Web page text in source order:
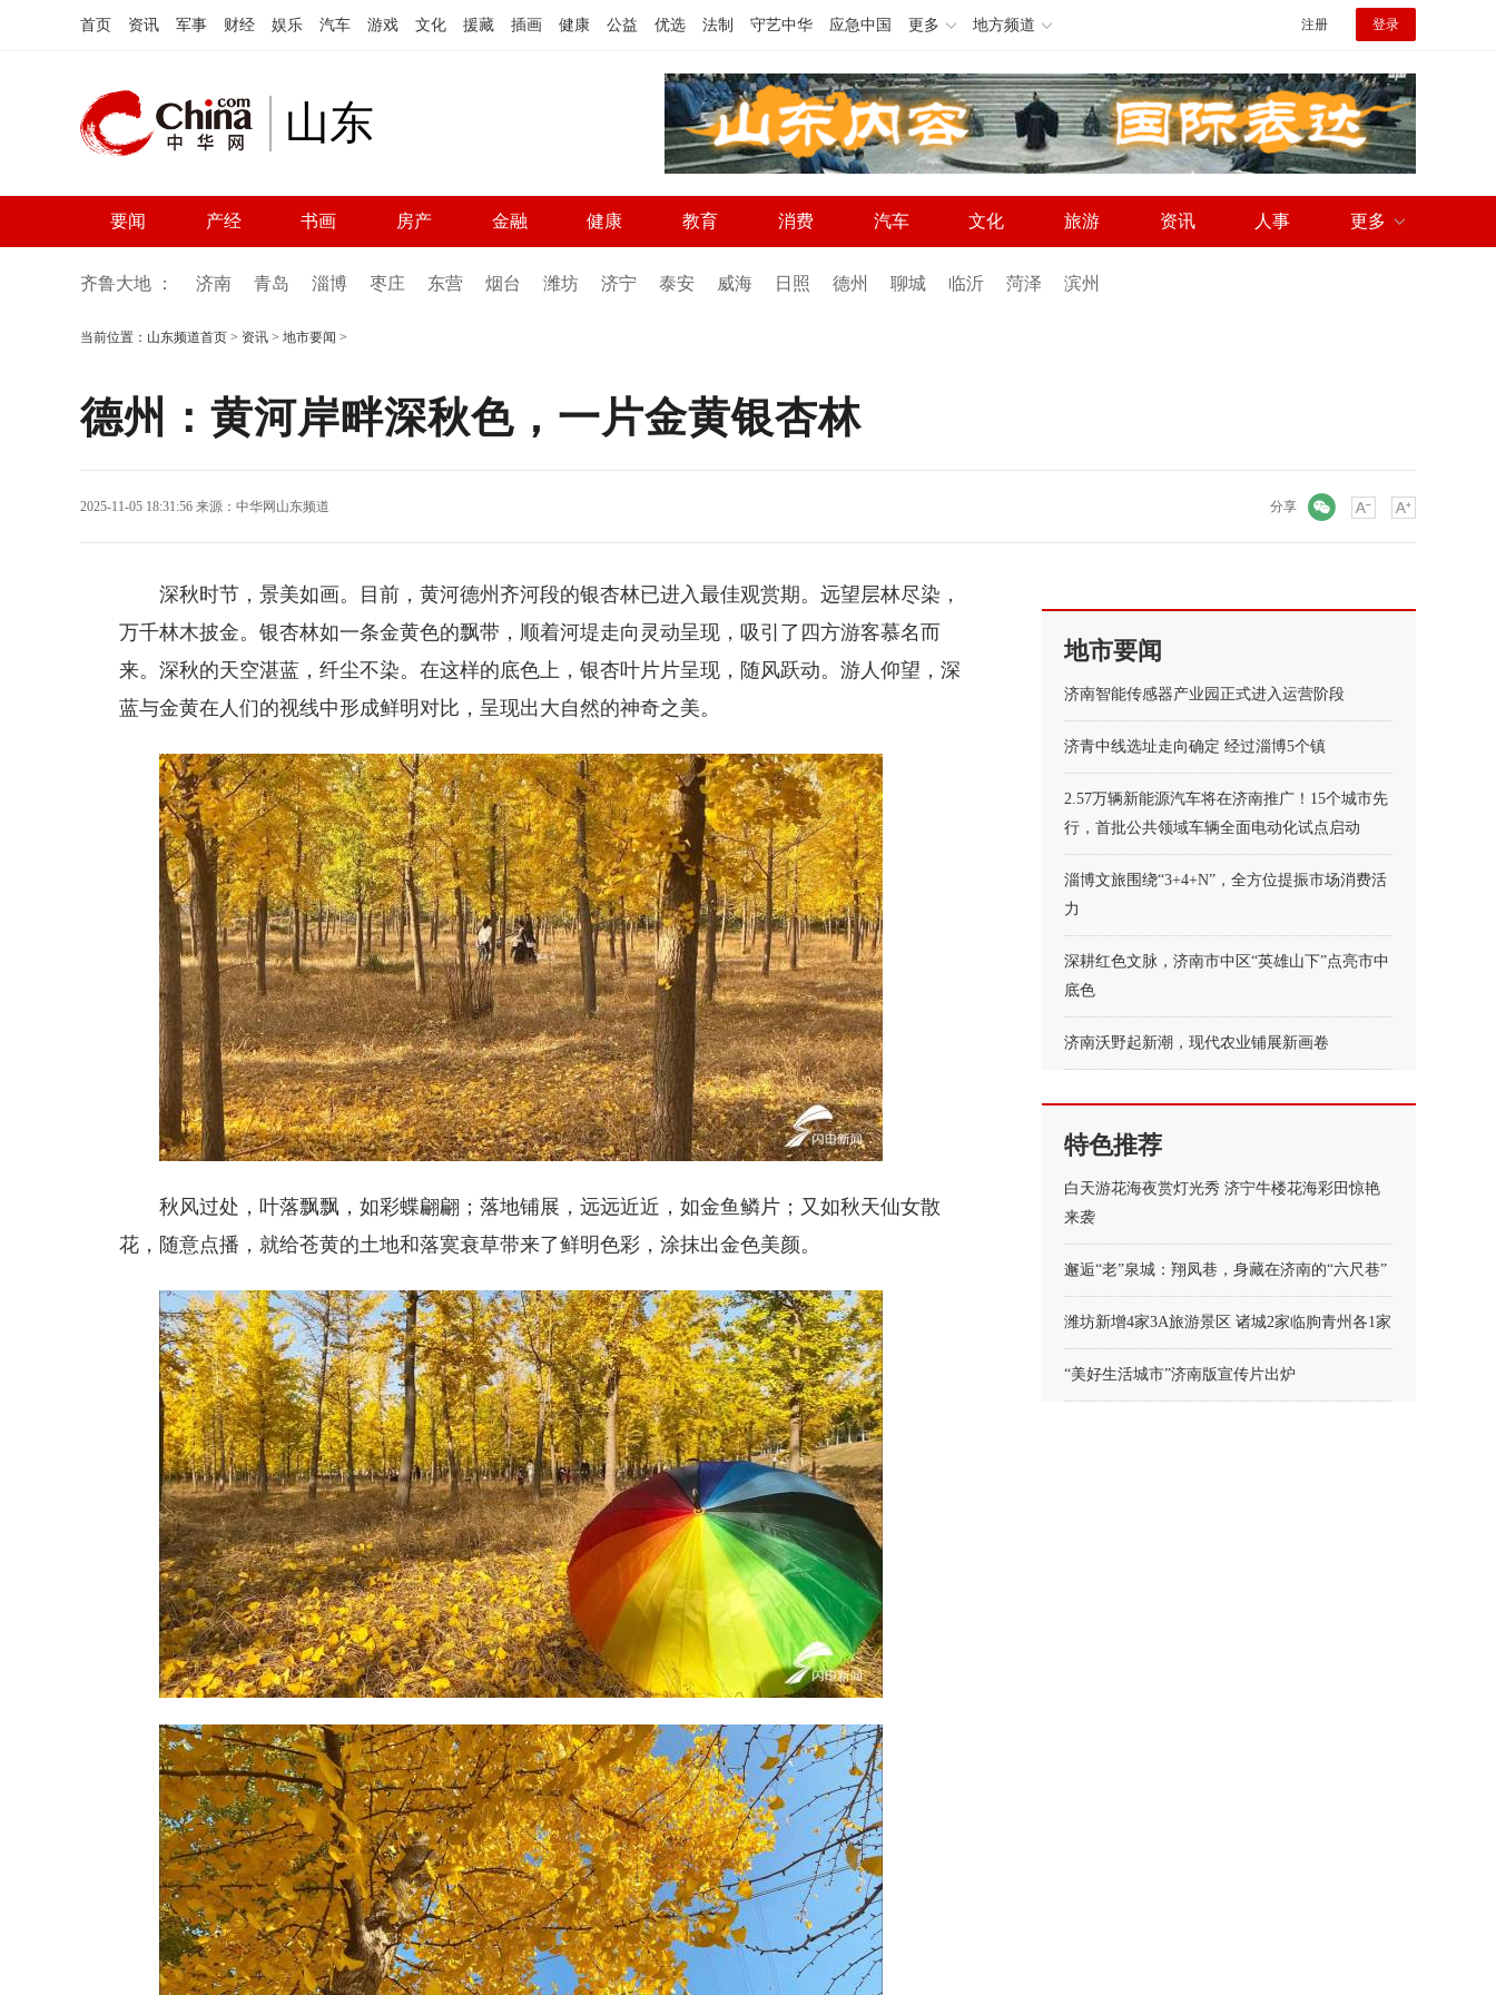
首页 资讯 军事 财经 娱乐 汽车 游戏 文化 援藏 插画 健康 公益 优选 法制 守艺中华 应急中国 更多 地方频道 注册 登录
山东
要闻 产经 书画 房产 金融 健康 教育 消费 汽车 文化 旅游 资讯 人事 更多
齐鲁大地 ： 济南 青岛 淄博 枣庄 东营 烟台 潍坊 济宁 泰安 威海 日照 德州 聊城 临沂 菏泽 滨州
当前位置： 山东频道首页 > 资讯 > 地市要闻 >
德州：黄河岸畔深秋色，一片金黄银杏林
2025-11-05 18:31:56 来源： 中华网山东频道 分享
深秋时节，景美如画。目前，黄河德州 齐河段的银杏林已进入最佳观赏期。远望层林尽染，
万千林木披金。银杏林如一条金黄色的飘带，顺着河堤走向灵动呈现，吸引了四方游客慕名而
来。深秋的天空湛蓝，纤尘不染。在这样的底色上，银杏叶片片呈现，随风跃动。游人仰望，深
蓝与金黄在人们的视线中形成鲜明对比，呈现出大自然的神奇之美。
秋风过处，叶落飘飘，如彩蝶翩翩；落地铺展，远远近近，如金鱼鳞片；又如秋天仙女散
花，随意点播，就给苍黄的土地和落寞衰草带来了鲜明色彩，涂抹出金色美颜。
地市要闻
济南智能传感器产业园正式进入运营阶段
济青中线选址走向确定 经过淄博5个镇
2.57万辆新能源汽车将在济南推广！15个城市先
行，首批公共领域车辆全面电动化试点启动
淄博文旅围绕“3+4+N”，全方位提振市场消费活
力
深耕红色文脉，济南市中区“英雄山下”点亮市中
底色
济南沃野起新潮，现代农业铺展新画卷
特色推荐
白天游花海夜赏灯光秀 济宁牛楼花海彩田惊艳
来袭
邂逅“老”泉城：翔凤巷，身藏在济南的“六尺巷”
潍坊新增4家3A旅游景区 诸城2家临朐青州各1家
“美好生活城市”济南版宣传片出炉